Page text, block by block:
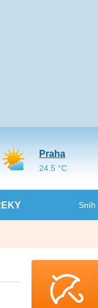
Sníh
Praha
24.5 °C